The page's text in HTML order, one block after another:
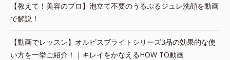
【教えて！美容のプロ】泡立て不要のうるぷるジュレ洗顔を動画
で解説！
【動画でレッスン】オルビスブライトシリーズ3品の効果的な使
い方を一挙ご紹介！｜キレイをかなえるHOW TO動画